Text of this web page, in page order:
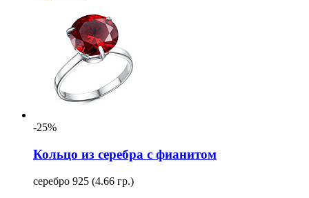
-25%
Кольцо из серебра с фианитом
серебро 925 (4.66 гр.)